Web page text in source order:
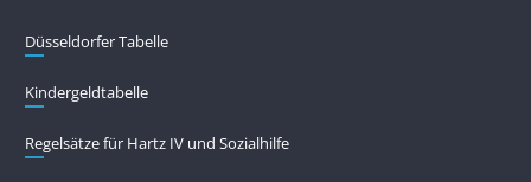
Düsseldorfer Tabelle
Kindergeldtabelle
Regelsätze für Hartz IV und Sozialhilfe